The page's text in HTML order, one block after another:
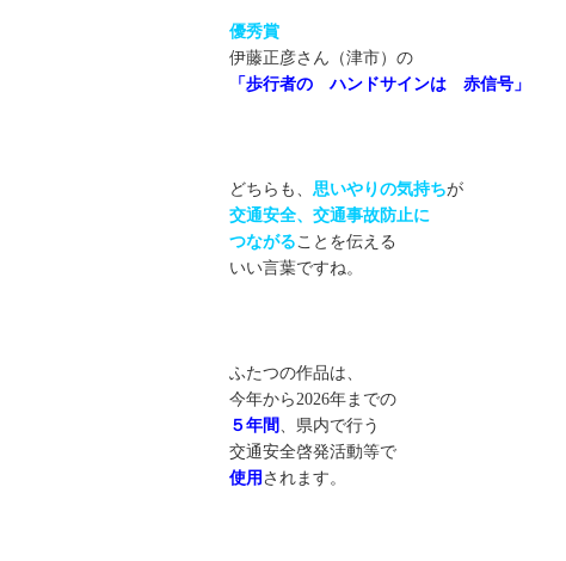
優秀賞
伊藤正彦さん（津市）の
「歩行者の ハンドサインは 赤信号」
どちらも、 思いやりの気持ちが
交通安全、交通事故防止に
つながることを伝える
いい言葉ですね。
ふたつの作品は、
今年から2026年までの
５年間 、県内で行う
交通安全啓発活動等で
使用 されます。